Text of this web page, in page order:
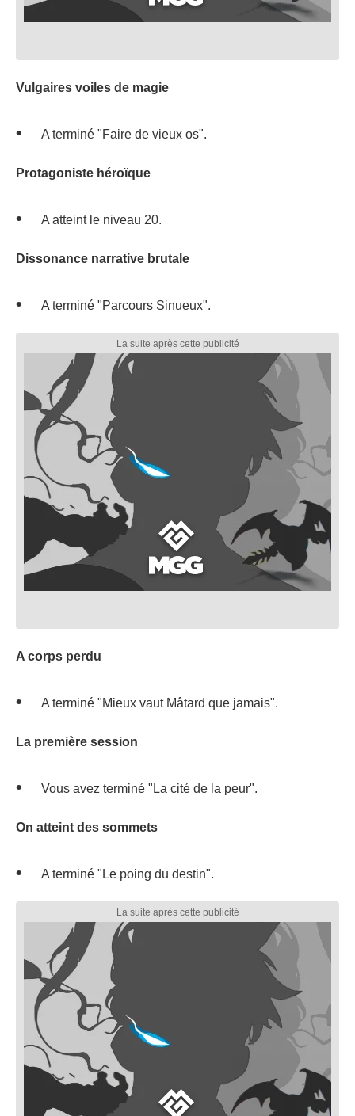
Vulgaires voiles de magie
A terminé "Faire de vieux os".
Protagoniste héroïque
A atteint le niveau 20.
Dissonance narrative brutale
A terminé "Parcours Sinueux".
A corps perdu
A terminé "Mieux vaut Mâtard que jamais".
La première session
Vous avez terminé "La cité de la peur".
On atteint des sommets
A terminé "Le poing du destin".